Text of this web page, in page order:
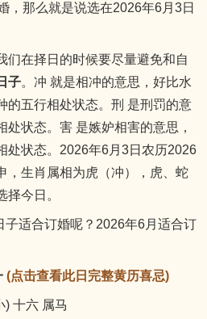
，那么就是说选在2026年6月3日
在择日的时候要尽量避免和自
子。冲 就是相冲的意思，好比水
的五行相处状态。刑 是刑罚的意
处状态。害 是嫉妒相害的意思，
处状态。2026年6月3日农历2026
，生肖属相为虎（冲），虎、蛇
择今日。
适合订婚呢？2026年6月适合订
(点击查看此日完整黄历喜忌)
十六 属马